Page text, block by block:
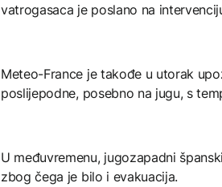
vatrogasaca je poslano na
Meteo-France je takođe u utorak
poslijepodne, posebno na jugu, s
U međuvremenu, jugozapadni
zbog čega je bilo i evakuacija.